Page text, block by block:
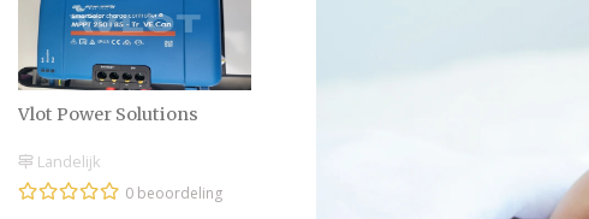
Vlot Power Solutions
Landelijk
0 beoordeling